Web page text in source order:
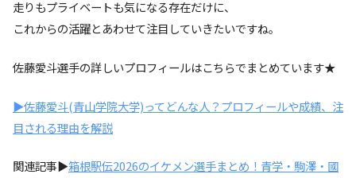
走りもプライベートも気になる存在だけに、
これからの活躍とあわせて注目していきたいですね。
佐藤愛斗選手の詳しいプロフィールはこちらでまとめています★
▶佐藤愛斗(青山学院大学)ってどんな人？プロフィールや成績、注
目される理由を解説
関連記事▶箱根駅伝2026のイケメン選手まとめ！青学・駒澤・國